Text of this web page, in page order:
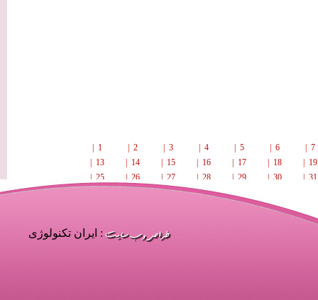
| 1 | 2 | 3 | 4 | 5 | 6
|
| 13
| 14 | 15 | 16 | 17 | 18
|
| 25
| 26 | 27 | 28 | 29 | 30
|
: ایران تکنولوژی